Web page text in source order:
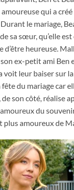
qui a
le mariage,
sa sœur, qu’elle
d’être heureuse.
ex-petit ami Ben
voit leur baiser sur
du mariage car
son côté, réalise
du
plus amoureux de